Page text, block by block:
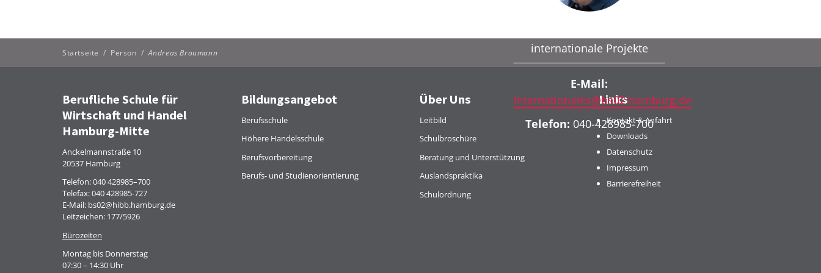
internationale Projekte
E-Mail:
Internationales@bs02.hamburg.de
Telefon: 040-428985-700
Startseite / Person /Andreas Braumann
Berufliche Schule für
Wirtschaft und Handel
Hamburg-Mitte
Anckelmannstraße 10
20537 Hamburg
Telefon:040 428985–700
Telefax: 040 428985-727
E-Mail: bs02@hibb.hamburg.de
Leitzeichen: 177/5926
Bürozeiten
Montag bis Donnerstag
07:30 – 14:30 Uhr
Bildungsangebot
Berufsschule
Höhere Handelsschule
Berufsvorbereitung
Berufs- und Studienorientierung
Über Uns
Leitbild
Schulbroschüre
Beratung und Unterstützung
Auslandspraktika
Schulordnung
Links
Kontakt & Anfahrt
Downloads
Datenschutz
Impressum
Barrierefreiheit